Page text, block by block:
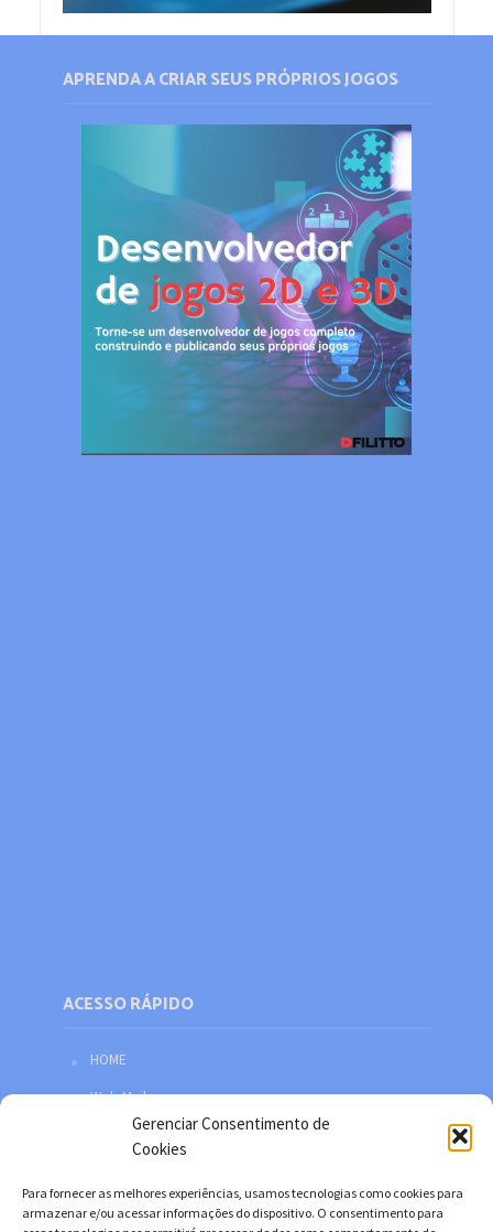
Gerenciar Consentimento de
Cookies
Para fornecer as melhores experiências, usamos tecnologias como cookies para
armazenar e/ou acessar informações do dispositivo. O consentimento para
APRENDA A CRIAR SEUS PRÓPRIOS JOGOS
ACESSO RÁPIDO
HOME
Web Mail
Política de privacidade
Facebook